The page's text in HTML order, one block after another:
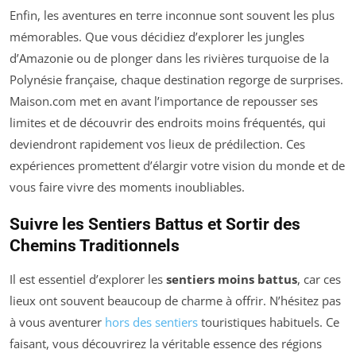
Enfin, les aventures en terre inconnue sont souvent les plus
mémorables. Que vous décidiez d’explorer les jungles
d’Amazonie ou de plonger dans les rivières turquoise de la
Polynésie française, chaque destination regorge de surprises.
Maison.com met en avant l’importance de repousser ses
limites et de découvrir des endroits moins fréquentés, qui
deviendront rapidement vos lieux de prédilection. Ces
expériences promettent d’élargir votre vision du monde et de
vous faire vivre des moments inoubliables.
Suivre les Sentiers Battus et Sortir des
Chemins Traditionnels
Il est essentiel d’explorer les sentiers moins battus, car ces
lieux ont souvent beaucoup de charme à offrir. N’hésitez pas
à vous aventurer hors des sentiers touristiques habituels. Ce
faisant, vous découvrirez la véritable essence des régions